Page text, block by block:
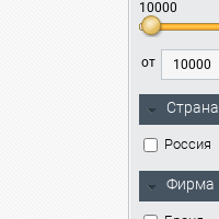
10000
от
Страна
Россия
Фирма